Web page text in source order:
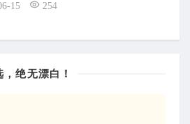
15 254
绝无漂白！